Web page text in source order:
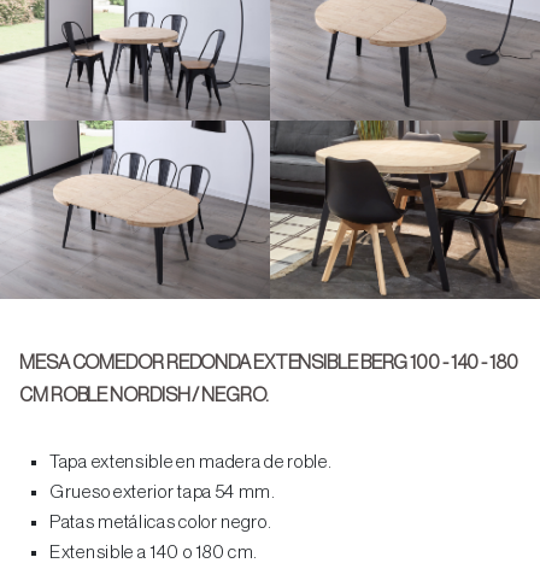
MESA COMEDOR REDONDA EXTENSIBLE BERG 100 - 140 - 180
CM ROBLE NORDISH / NEGRO.
Tapa extensible en madera de roble.
Grueso exterior tapa 54 mm.
Patas metálicas color negro.
Extensible a 140 o 180 cm.